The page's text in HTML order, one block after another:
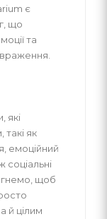
ВСЛ
400
є
що
та
які
такі як
емоційний
соціальні
щоб
й цілим